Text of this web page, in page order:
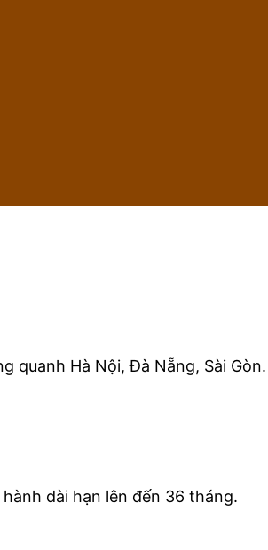
quanh Hà Nội, Đà Nẵng, Sài Gòn.
dài hạn lên đến 36 tháng.